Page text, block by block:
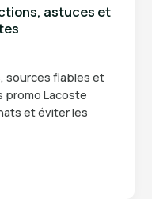
astuces et
sources fiables et
promo Lacoste
et éviter les